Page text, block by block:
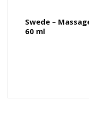
Swede –
60 ml